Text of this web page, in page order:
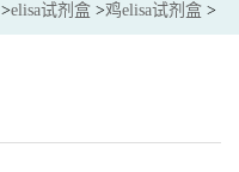
>elisa试剂盒 >鸡elisa试剂盒 >